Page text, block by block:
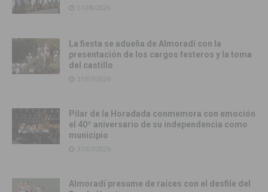
01/08/2026
La fiesta se adueña de Almoradí con la
presentación de los cargos festeros y la toma
del castillo
31/07/2026
Pilar de la Horadada conmemora con emoción
el 40º aniversario de su independencia como
municipio
31/07/2026
Almoradí presume de raíces con el desfile del